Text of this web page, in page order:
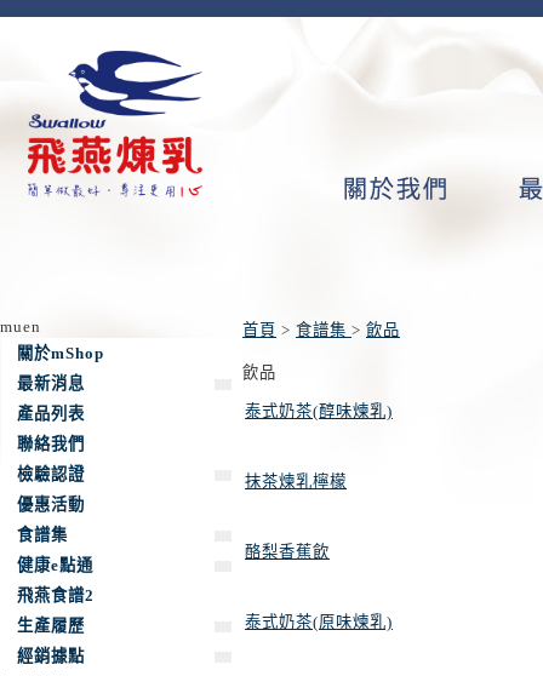
muen
關於mShop
最新消息
產品列表
聯絡我們
檢驗認證
優惠活動
食譜集
健康e點通
飛燕食譜2
生產履歷
經銷據點
首頁 > 食譜集 > 飲品
飲品
泰式奶茶(醇味煉乳)
抹茶煉乳檸檬
酪梨香蕉飲
泰式奶茶(原味煉乳)